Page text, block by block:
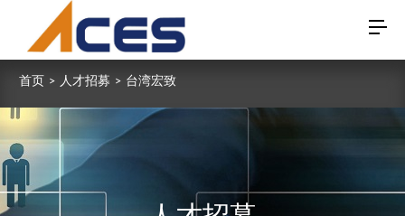
首页 > 人才招募 > 台湾宏致